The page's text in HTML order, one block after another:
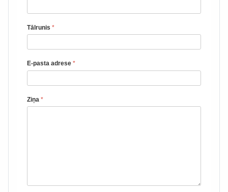
Tālrunis *
E-pasta adrese *
Ziņa *